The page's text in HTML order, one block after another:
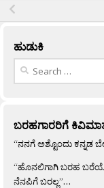
ಹುಡುಕಿ
Search
ಬರಹಗಾರರಿಗೆ
“ನನಗೆ ಅಶ್ಟೊಂದು ಕನ್ನಡ
“ಹೊನಲಿಗಾಗಿ ಬರಹ
ನೆನಪಿಗೆ ಬರಲ್ಲ”…